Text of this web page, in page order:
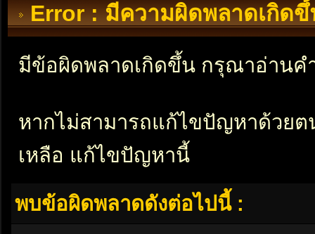
Error : มีความผิดพลาดเกิดขึ้
มีข้อผิดพลาดเกิดขึ้น กรุณาอ่านค
หากไม่สามารถแก้ไขปัญหาด้วย
เหลือ แก้ไขปัญหานี้
พบข้อผิดพลาดดังต่อไปนี้ :